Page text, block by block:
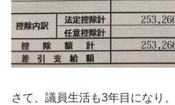
さて、議員生活も3年目になり